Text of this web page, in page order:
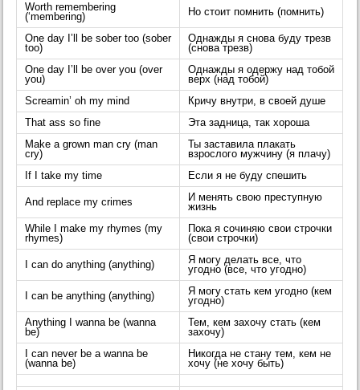
Worth remembering
(‘membering)
Но стоит помнить (помнить)
One day I’ll be sober too (sober
too)
Однажды я снова буду трезв
(снова трезв)
One day I’ll be over you (over
you)
Однажды я одержу над тобой
верх (над тобой)
Screamin’ oh my mind
Кричу внутри, в своей душе
That ass so fine
Эта задница, так хороша
Make a grown man cry (man
cry)
Ты заставила плакать
взрослого мужчину (я плачу)
If I take my time
Если я не буду спешить
And replace my crimes
И менять свою преступную
жизнь
While I make my rhymes (my
rhymes)
Пока я сочиняю свои строчки
(свои строчки)
I can do anything (anything)
Я могу делать все, что
угодно (все, что угодно)
I can be anything (anything)
Я могу стать кем угодно (кем
угодно)
Anything I wanna be (wanna
be)
Тем, кем захочу стать (кем
захочу)
I can never be a wanna be
(wanna be)
Никогда не стану тем, кем не
хочу (не хочу быть)